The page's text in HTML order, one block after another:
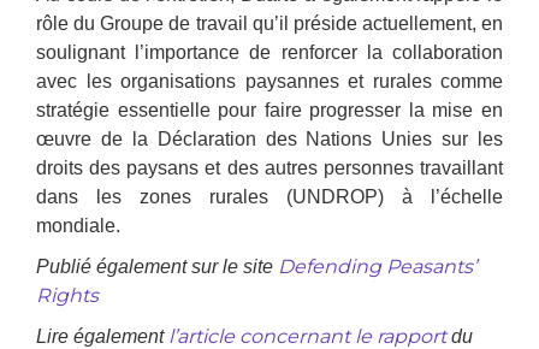
rôle du Groupe de travail qu’il préside actuellement, en
soulignant l’importance de renforcer la collaboration
avec les organisations paysannes et rurales comme
stratégie essentielle pour faire progresser la mise en
œuvre de la Déclaration des Nations Unies sur les
droits des paysans et des autres personnes travaillant
dans les zones rurales (UNDROP) à l’échelle
mondiale.
Publié également sur le site Defending Peasants’
Rights
Lire également l’article concernant le rapportdu